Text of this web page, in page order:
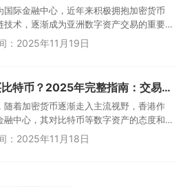
国际金融中心，近年来积极拥抱加密货币
技术，逐渐成为亚洲数字资产交易的重要
着监管框架的完善和市场需求的增长，香
：2025年11月19日
香港买比特币？2025年完整指南：交易所选择、法规解读与安全策略
随着加密货币逐渐走入主流视野，香港作
融中心，其对比特币等数字资产的态度和
引起了广泛关注。无论是资深投资者还是
：2025年11月18日